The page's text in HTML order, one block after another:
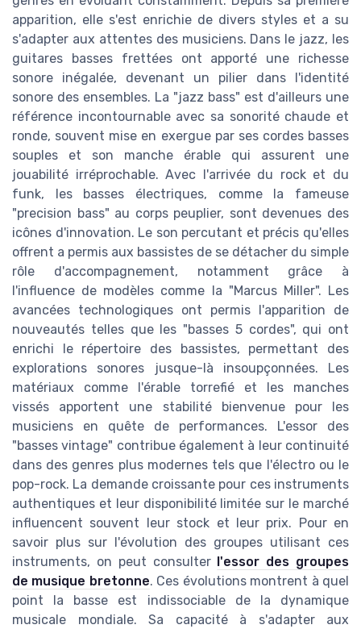
apparition, elle s'est enrichie de divers styles et a su
s'adapter aux attentes des musiciens. Dans le jazz, les
guitares basses frettées ont apporté une richesse
sonore inégalée, devenant un pilier dans l'identité
sonore des ensembles. La "jazz bass" est d'ailleurs une
référence incontournable avec sa sonorité chaude et
ronde, souvent mise en exergue par ses cordes basses
souples et son manche érable qui assurent une
jouabilité irréprochable. Avec l'arrivée du rock et du
funk, les basses électriques, comme la fameuse
"precision bass" au corps peuplier, sont devenues des
icônes d'innovation. Le son percutant et précis qu'elles
offrent a permis aux bassistes de se détacher du simple
rôle d'accompagnement, notamment grâce à
l'influence de modèles comme la "Marcus Miller". Les
avancées technologiques ont permis l'apparition de
nouveautés telles que les "basses 5 cordes", qui ont
enrichi le répertoire des bassistes, permettant des
explorations sonores jusque-là insoupçonnées. Les
matériaux comme l'érable torrefié et les manches
vissés apportent une stabilité bienvenue pour les
musiciens en quête de performances. L'essor des
"basses vintage" contribue également à leur continuité
dans des genres plus modernes tels que l'électro ou le
pop-rock. La demande croissante pour ces instruments
authentiques et leur disponibilité limitée sur le marché
influencent souvent leur stock et leur prix. Pour en
savoir plus sur l'évolution des groupes utilisant ces
instruments, on peut consulter l'essor des groupes
de musique bretonne. Ces évolutions montrent à quel
point la basse est indissociable de la dynamique
musicale mondiale. Sa capacité à s'adapter aux